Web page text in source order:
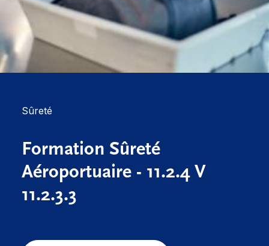
Sûreté
Formation Sûreté
Aéroportuaire - 11.2.4 V
11.2.3.3